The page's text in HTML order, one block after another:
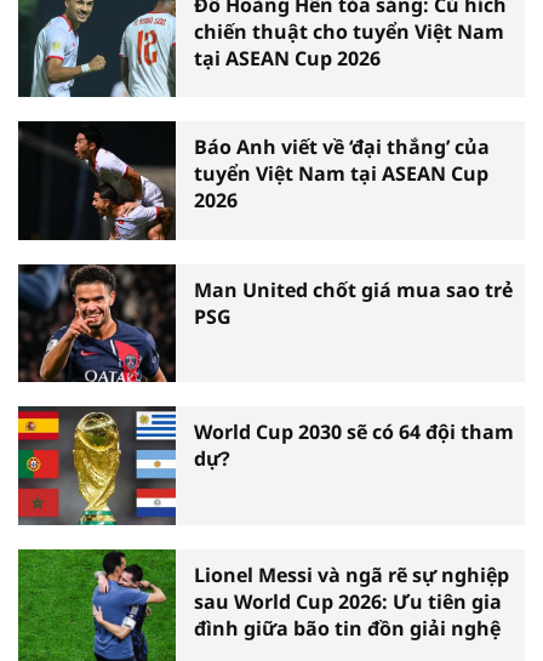
chiến thuật cho tuyển Việt Nam
tại ASEAN Cup 2026
Báo Anh viết về ‘đại thắng’ của
tuyển Việt Nam tại ASEAN Cup
2026
Man United chốt giá mua sao trẻ
PSG
World Cup 2030 sẽ có 64 đội tham
dự?
Lionel Messi và ngã rẽ sự nghiệp
sau World Cup 2026: Ưu tiên gia
đình giữa bão tin đồn giải nghệ